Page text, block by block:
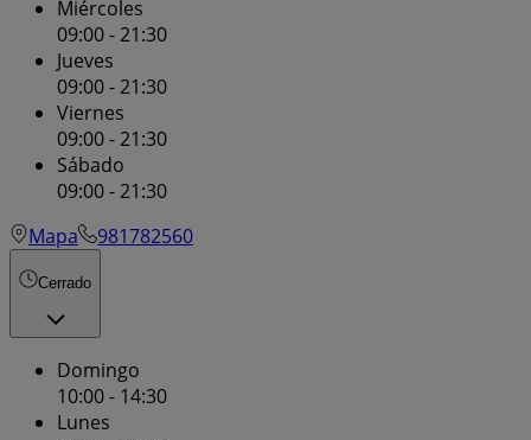
Miércoles
09:00 - 21:30
Jueves
09:00 - 21:30
Viernes
09:00 - 21:30
Sábado
09:00 - 21:30
Mapa
981782560
Cerrado
Domingo
10:00 - 14:30
Lunes